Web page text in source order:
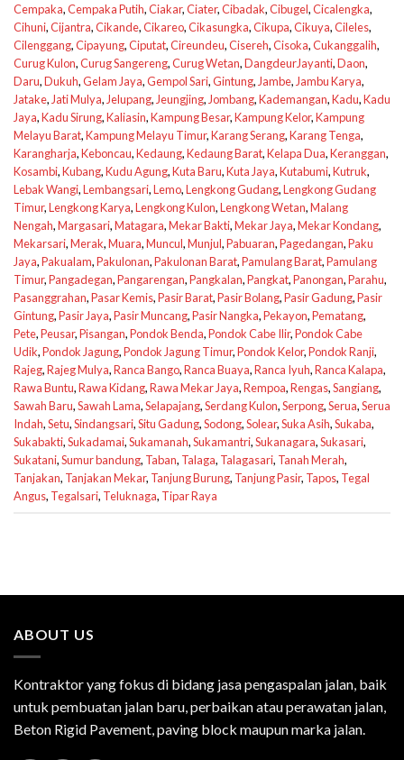
Cempaka,Cempaka Putih,Ciakar,Ciater,Cibadak,Cibugel,Cicalengka,
Cihuni,Cijantra,Cikande,Cikareo,Cikasungka,Cikupa,Cikuya,Cileles,
Cilenggang,Cipayung,Ciputat,Cireundeu,Cisereh,Cisoka,Cukanggalih,
Curug Kulon,Curug Sangereng,Curug Wetan,DangdeurJayanti,Daon,
Daru,Dukuh,Gelam Jaya,Gempol Sari,Gintung,Jambe,Jambu Karya,
Jatake,Jati Mulya,Jelupang,Jeungjing,Jombang,Kademangan,Kadu,Kadu
Jaya,Kadu Sirung,Kaliasin,Kampung Besar,Kampung Kelor,Kampung
Melayu Barat,Kampung Melayu Timur,Karang Serang,Karang Tenga,
Karangharja,Keboncau,Kedaung,Kedaung Barat,Kelapa Dua,Keranggan,
Kosambi,Kubang,Kudu Agung,Kuta Baru,Kuta Jaya,Kutabumi,Kutruk,
Lebak Wangi,Lembangsari,Lemo,Lengkong Gudang,Lengkong Gudang
Timur,Lengkong Karya,Lengkong Kulon,Lengkong Wetan,Malang
Nengah,Margasari,Matagara,Mekar Bakti,Mekar Jaya,Mekar Kondang,
Mekarsari,Merak,Muara,Muncul,Munjul,Pabuaran,Pagedangan,Paku
Jaya,Pakualam,Pakulonan,Pakulonan Barat,Pamulang Barat,Pamulang
Timur,Pangadegan,Pangarengan,Pangkalan,Pangkat,Panongan,Parahu,
Pasanggrahan,Pasar Kemis,Pasir Barat,Pasir Bolang,Pasir Gadung,Pasir
Gintung,Pasir Jaya,Pasir Muncang,Pasir Nangka,Pekayon,Pematang,
Pete,Peusar,Pisangan,Pondok Benda,Pondok Cabe Ilir,Pondok Cabe
Udik,Pondok Jagung,Pondok Jagung Timur,Pondok Kelor,Pondok Ranji,
Rajeg,Rajeg Mulya,Ranca Bango,Ranca Buaya,Ranca Iyuh,Ranca Kalapa,
Rawa Buntu,Rawa Kidang,Rawa Mekar Jaya,Rempoa,Rengas,Sangiang,
Sawah Baru,Sawah Lama,Selapajang,Serdang Kulon,Serpong,Serua,Serua
Indah,Setu,Sindangsari,Situ Gadung,Sodong,Solear,Suka Asih,Sukaba,
Sukabakti,Sukadamai,Sukamanah,Sukamantri,Sukanagara,Sukasari,
Sukatani,Sumur bandung, Taban, Talaga, Talagasari, Tanah Merah,
Tanjakan, Tanjakan Mekar, Tanjung Burung, Tanjung Pasir, Tapos, Tegal
Angus, Tegalsari, Teluknaga, Tipar Raya
ABOUT US
Kontraktor yang fokus di bidang jasa pengaspalan jalan, baik
untuk pembuatan jalan baru, perbaikan atau perawatan jalan,
Beton Rigid Pavement, paving block maupun marka jalan.